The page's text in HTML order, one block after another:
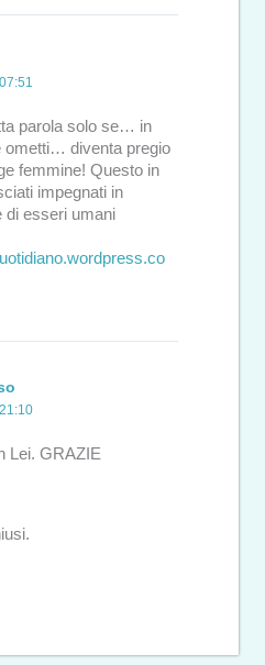
parola solo se… in
ometti… diventa pregio
femmine! Questo in
impegnati in
di esseri umani
Lei. GRAZIE